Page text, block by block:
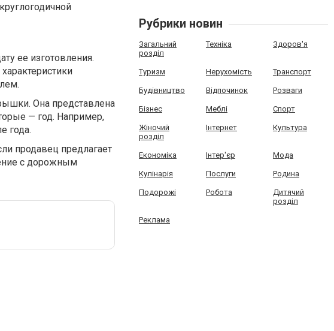
ее изготовления.
Она представлена
— год. Например,
года.
продавец предлагает
с дорожным
Рубрики новин
Загальний
розділ
Техніка Здоров'я
Туризм Нерухомість Транспорт
Будівництво Відпочинок Розваги
Бізнес Меблі Спорт
Жіночий
розділ
Інтернет Культура
Економіка Інтер'єр Мода
Кулінарія Послуги Родина
Подорожі Робота
Дитячий
розділ
Реклама